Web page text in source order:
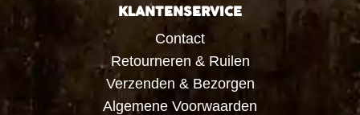
KLANTENSERVICE
Contact
Retourneren & Ruilen
Verzenden & Bezorgen
Algemene Voorwaarden